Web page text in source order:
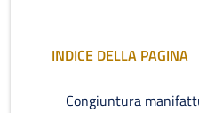
INDICE DELLA PAGINA
Congiuntura